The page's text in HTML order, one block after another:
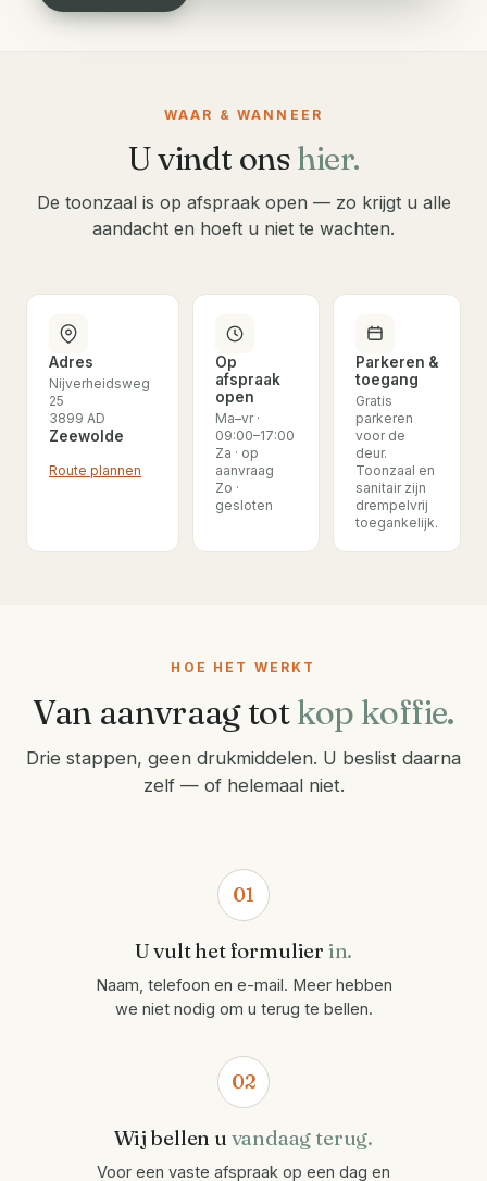
WAAR & WANNEER
U vindt onshier.
De toonzaal is op afspraak open — zo krijgt u alle
aandacht en hoeft u niet te wachten.
Adres
Nijverheidsweg
25
3899 AD
Zeewolde
Route plannen
Op
afspraak
open
Ma–vr ·
09:00–17:00
Za · op
aanvraag
Zo ·
gesloten
Parkeren &
toegang
Gratis
parkeren
voor de
deur.
Toonzaal en
sanitair zijn
drempelvrij
toegankelijk.
HOE HET WERKT
Van aanvraag totkop koffie.
Drie stappen, geen drukmiddelen. U beslist daarna
zelf — of helemaal niet.
01
U vult het formulier in.
Naam, telefoon en e-mail. Meer hebben
we niet nodig om u terug te bellen.
02
Wij bellen u vandaag terug.
Voor een vaste afspraak op een dag en